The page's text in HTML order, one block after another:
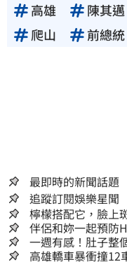
高雄 陳其邁
爬山
前總統
最即時的新聞話
追蹤訂閱娛樂星
檸檬搭配它，臉上
伴侶和妳一起預防
一週有感！肚子整
夠
高雄轎車暴衝撞